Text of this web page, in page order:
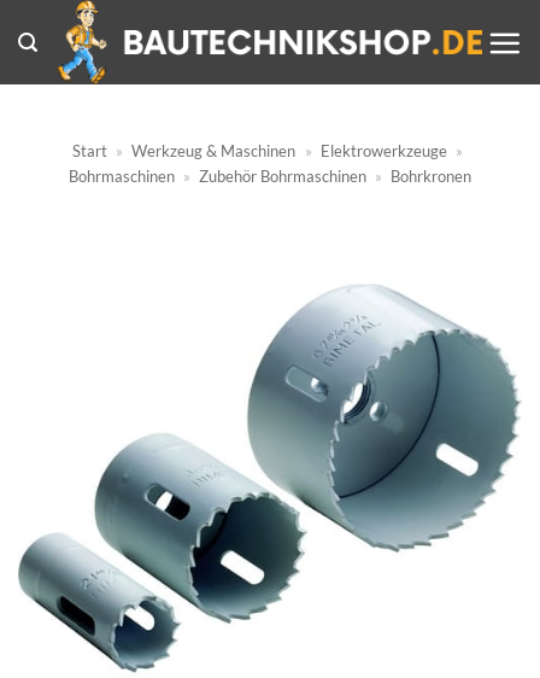
Inhalt
springen
Start » Werkzeug & Maschinen » Elektrowerkzeuge »
Bohrmaschinen » Zubehör Bohrmaschinen » Bohrkronen